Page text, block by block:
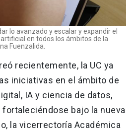
lo avanzado y escalar y expandir el
en todos los ámbitos de la
Fuenzalida.
recientemente, la UC ya
iniciativas en el ámbito de
IA y ciencia de datos,
bajo la nueva
la vicerrectoría Académica